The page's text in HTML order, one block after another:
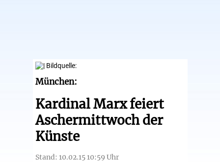
München:
Kardinal Marx feiert
Aschermittwoch der
Künste
Stand: 10.02.15 10:59 Uhr